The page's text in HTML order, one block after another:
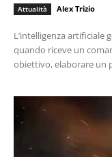
Attualità Alex Trizio
L’intelligenza artificiale
quando riceve un
obiettivo, elaborare un